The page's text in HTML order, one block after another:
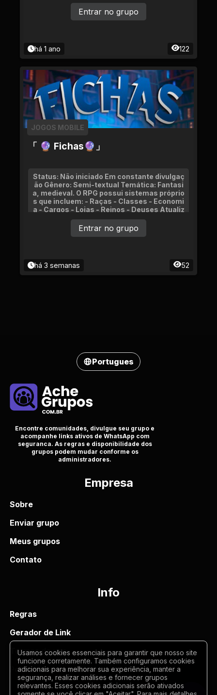
há 1 ano 122
Entrar no grupo
「 🔮 Fichas🔮」
JOGOS MOBILE
Status: Não iniciado Em constante divulgaç
ão Gênero: Semi-textual Temática: Fantasi
a, medieval. O RPG possui sistemas próprio
s que incluem: - Raças - Classes - Economi
a - Cargos - Lojas - Reinos - Deuses Atualiz
ações constantes.
há 3 semanas 52
Entrar no grupo
Portugues
Encontre comunidades, divulgue seu grupo e
acompanhe links ativos de WhatsApp com
seguranca. As regras e disponibilidade dos
grupos podem mudar conforme os
administradores.
Empresa
Sobre
Enviar grupo
Meus grupos
Contato
Info
Regras
Gerador de Link
Termos de uso
Politica de privacidade
Usamos cookies essenciais para garantir que nosso site
funcione corretamente. Também configuramos cookies
adicionais para melhorar sua experiência, manter a
segurança, realizar análises e fornecer grupos
relevantes. Esses cookies adicionais serão ativados